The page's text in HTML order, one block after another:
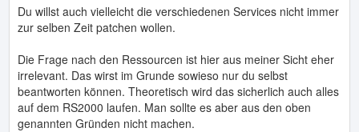
Du willst auch vielleicht die verschiedenen Services nicht immer
zur selben Zeit patchen wollen.
Die Frage nach den Ressourcen ist hier aus meiner Sicht eher
irrelevant. Das wirst im Grunde sowieso nur du selbst
beantworten können. Theoretisch wird das sicherlich auch alles
auf dem RS2000 laufen. Man sollte es aber aus den oben
genannten Gründen nicht machen.